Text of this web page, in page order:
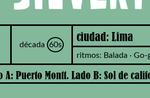
década 60s
ciudad: Lima
ritmos: Balada · Go-
A: Puerto Montt. Lado B: Sol de